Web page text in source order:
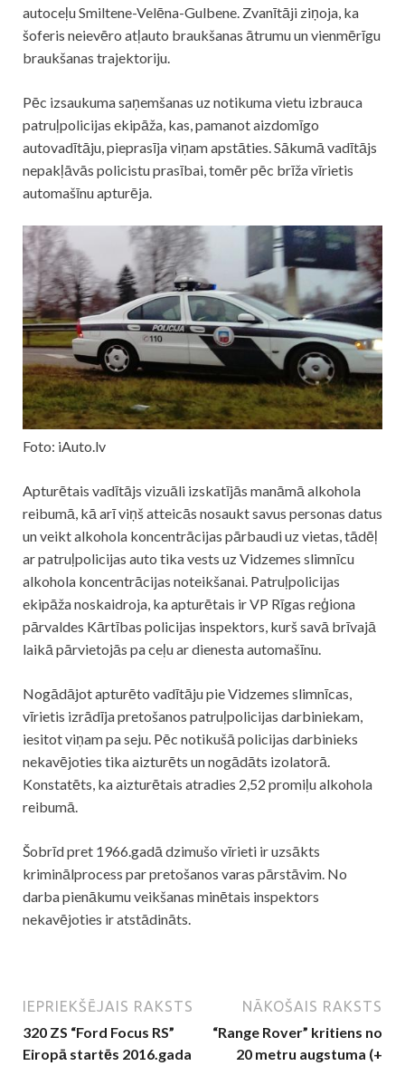
autoceļu Smiltene-Velēna-Gulbene. Zvanītāji ziņoja, ka
šoferis neievēro atļauto braukšanas ātrumu un vienmērīgu
braukšanas trajektoriju.
Pēc izsaukuma saņemšanas uz notikuma vietu izbrauca
patruļpolicijas ekipāža, kas, pamanot aizdomīgo
autovadītāju, pieprasīja viņam apstāties. Sākumā vadītājs
nepakļāvās policistu prasībai, tomēr pēc brīža vīrietis
automašīnu apturēja.
Foto: iAuto.lv
Apturētais vadītājs vizuāli izskatījās manāmā alkohola
reibumā, kā arī viņš atteicās nosaukt savus personas datus
un veikt alkohola koncentrācijas pārbaudi uz vietas, tādēļ
ar patruļpolicijas auto tika vests uz Vidzemes slimnīcu
alkohola koncentrācijas noteikšanai. Patruļpolicijas
ekipāža noskaidroja, ka apturētais ir VP Rīgas reģiona
pārvaldes Kārtības policijas inspektors, kurš savā brīvajā
laikā pārvietojās pa ceļu ar dienesta automašīnu.
Nogādājot apturēto vadītāju pie Vidzemes slimnīcas,
vīrietis izrādīja pretošanos patruļpolicijas darbiniekam,
iesitot viņam pa seju. Pēc notikušā policijas darbinieks
nekavējoties tika aizturēts un nogādāts izolatorā.
Konstatēts, ka aizturētais atradies 2,52 promiļu alkohola
reibumā.
Šobrīd pret 1966.gadā dzimušo vīrieti ir uzsākts
kriminālprocess par pretošanos varas pārstāvim. No
darba pienākumu veikšanas minētais inspektors
nekavējoties ir atstādināts.
IEPRIEKŠĒJAIS RAKSTS
320 ZS “Ford Focus RS”
Eiropā startēs 2016.gada
NĀKOŠAIS RAKSTS
“Range Rover” kritiens no
20 metru augstuma (+